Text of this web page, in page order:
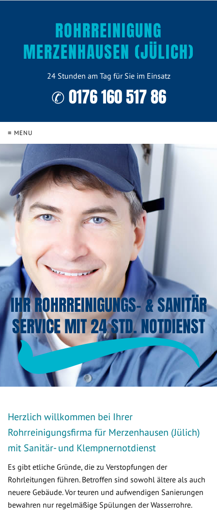
ROHRREINIGUNG
MERZENHAUSEN (JÜLICH)
24 Stunden am Tag für Sie im Einsatz
✆ 0176 160 517 86
≡ MENU
IHR ROHRREINIGUNGS- & SANITÄR
SERVICE MIT 24 STD. NOTDIENST
Herzlich willkommen bei Ihrer
Rohrreinigungsfirma für Merzenhausen (Jülich)
mit Sanitär- und Klempnernotdienst
Es gibt etliche Gründe, die zu Verstopfungen der
Rohrleitungen führen. Betroffen sind sowohl ältere als auch
neuere Gebäude. Vor teuren und aufwendigen Sanierungen
bewahren nur regelmäßige Spülungen der Wasserrohre.